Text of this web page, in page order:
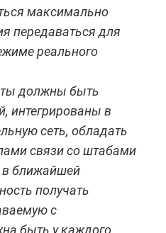
максимально
передаваться для
реального
должны быть
интегрированы в
сеть, обладать
связи со штабами
ближайшей
получать
с
быть у каждого